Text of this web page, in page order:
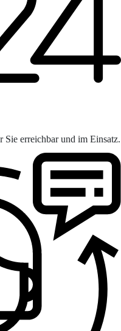
erreichbar und im Einsatz.